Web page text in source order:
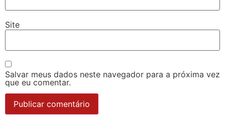
Site
Salvar meus dados neste navegador para a próxima vez
que eu comentar.